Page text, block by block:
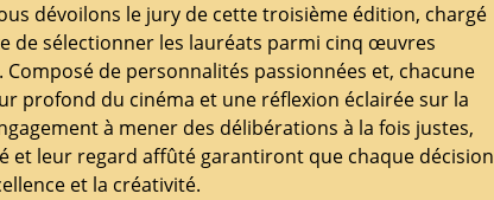
dévoilons le jury de cette troisième édition, chargé
de sélectionner les lauréats parmi cinq œuvres
de personnalités passionnées et, chacune
profond du cinéma et une réflexion éclairée sur la
à mener des délibérations à la fois justes,
et leur regard affûté garantiront que chaque décision
et la créativité.